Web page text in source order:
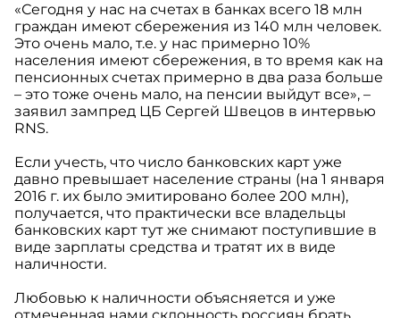
«Сегодня у нас на счетах в банках всего 18 млн
граждан имеют сбережения из 140 млн человек.
Это очень мало, т.е. у нас примерно 10%
населения имеют сбережения, в то время как на
пенсионных счетах примерно в два раза больше
– это тоже очень мало, на пенсии выйдут все», –
заявил зампред ЦБ Сергей Швецов в интервью
RNS.
Если учесть, что число банковских карт уже
давно превышает население страны (на 1 января
2016 г. их было эмитировано более 200 млн),
получается, что практически все владельцы
банковских карт тут же снимают поступившие в
виде зарплаты средства и тратят их в виде
наличности.
Любовью к наличности объясняется и уже